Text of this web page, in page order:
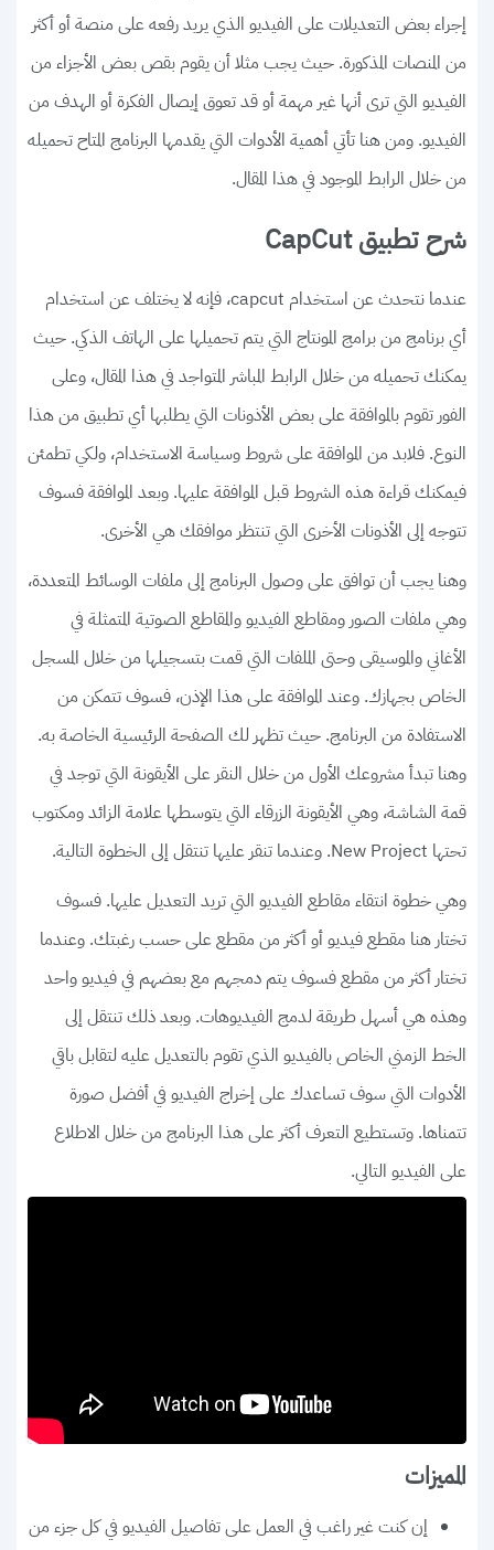
إجراء بعض التعديلات على الفيديو الذي يريد رفعه على منصة أو أكثر
من المنصات المذكورة. حيث يجب مثلا أن يقوم بقص بعض الأجزاء من
الفيديو التي ترى أنها غير مهمة أو قد تعوق إيصال الفكرة أو الهدف من
الفيديو. ومن هنا تأتي أهمية الأدوات التي يقدمها البرنامج المتاح تحميله
من خلال الرابط الموجود في هذا المقال.
شرح تطبيق CapCut
عندما نتحدث عن استخدام capcut، فإنه لا يختلف عن استخدام
أي برنامج من برامج المونتاج التي يتم تحميلها على الهاتف الذكي. حيث
يمكنك تحميله من خلال الرابط المباشر المتواجد في هذا المقال، وعلى
الفور تقوم بالموافقة على بعض الأذونات التي يطلبها أي تطبيق من هذا
النوع. فلابد من الموافقة على شروط وسياسة الاستخدام، ولكي تطمئن
فيمكنك قراءة هذه الشروط قبل الموافقة عليها. وبعد الموافقة فسوف
تتوجه إلى الأذونات الأخرى التي تنتظر موافقك هي الأخرى.
وهنا يجب أن توافق على وصول البرنامج إلى ملفات الوسائط المتعددة،
وهي ملفات الصور ومقاطع الفيديو والمقاطع الصوتية المتمثلة في
الأغاني والموسيقى وحتى الملفات التي قمت بتسجيلها من خلال المسجل
الخاص بجهازك. وعند الموافقة على هذا الإذن، فسوف تتمكن من
الاستفادة من البرنامج. حيث تظهر لك الصفحة الرئيسية الخاصة به.
وهنا تبدأ مشروعك الأول من خلال النقر على الأيقونة التي توجد في
قمة الشاشة، وهي الأيقونة الزرقاء التي يتوسطها علامة الزائد ومكتوب
تحتها New Project. وعندما تنقر عليها تنتقل إلى الخطوة التالية.
وهي خطوة انتقاء مقاطع الفيديو التي تريد التعديل عليها. فسوف
تختار هنا مقطع فيديو أو أكثر من مقطع على حسب رغبتك. وعندما
تختار أكثر من مقطع فسوف يتم دمجهم مع بعضهم في فيديو واحد
وهذه هي أسهل طريقة لدمج الفيديوهات. وبعد ذلك تنتقل إلى
الخط الزمني الخاص بالفيديو الذي تقوم بالتعديل عليه لتقابل باقي
الأدوات التي سوف تساعدك على إخراج الفيديو في أفضل صورة
تتمناها. وتستطيع التعرف أكثر على هذا البرنامج من خلال الاطلاع
على الفيديو التالي.
المميزات
إن كنت غير راغب في العمل على تفاصيل الفيديو في كل جزء من